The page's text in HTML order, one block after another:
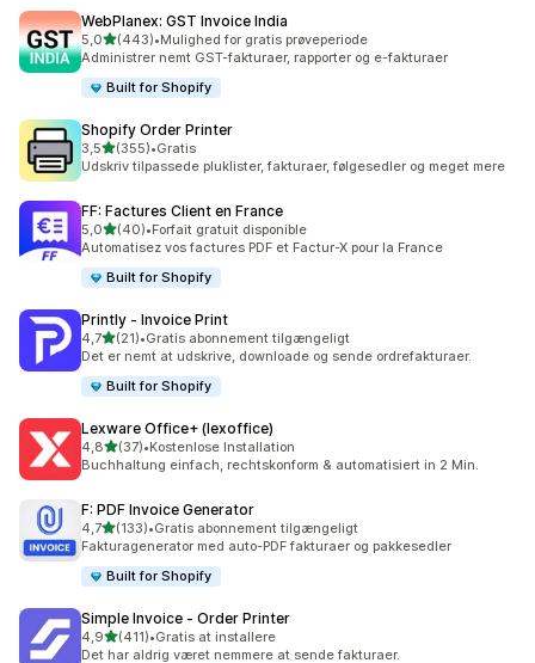
WebPlanex: GST Invoice India
5,0ud af 5 stjerner
(443)
443 anmeldelser i alt
•Mulighed for gratis prøveperiode
Administrer nemt GST-fakturaer, rapporter og e-fakturaer
Built for Shopify
Shopify Order Printer
3,5ud af 5 stjerner
(355)
355 anmeldelser i alt
•Gratis
Udskriv tilpassede pluklister, fakturaer, følgesedler og meget mere
FF: Factures Client en France
5,0ud af 5 stjerner
(40)
40 anmeldelser i alt
•Forfait gratuit disponible
Automatisez vos factures PDF et Factur-X pour la France
Built for Shopify
Printly ‑ Invoice Print
4,7ud af 5 stjerner
(21)
21 anmeldelser i alt
•Gratis abonnement tilgængeligt
Det er nemt at udskrive, downloade og sende ordrefakturaer.
Built for Shopify
Lexware Office+ (lexoffice)
4,8ud af 5 stjerner
(37)
37 anmeldelser i alt
•Kostenlose Installation
Buchhaltung einfach, rechtskonform & automatisiert in 2 Min.
F: PDF Invoice Generator
4,7ud af 5 stjerner
(133)
133 anmeldelser i alt
•Gratis abonnement tilgængeligt
Fakturagenerator med auto-PDF fakturaer og pakkesedler
Built for Shopify
Simple Invoice ‑ Order Printer
4,9ud af 5 stjerner
(411)
411 anmeldelser i alt
•Gratis at installere
Det har aldrig været nemmere at sende fakturaer.